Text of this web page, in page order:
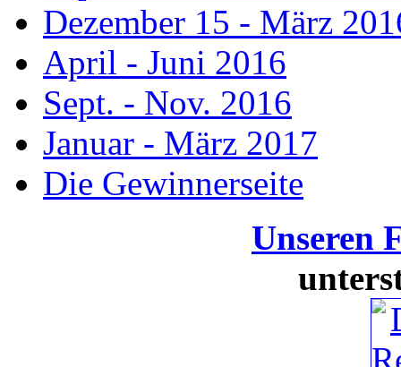
Dezember 15 - März
April - Juni 2016
Sept. - Nov. 2016
Januar - März 2017
Die Gewinnerseite
Unseren